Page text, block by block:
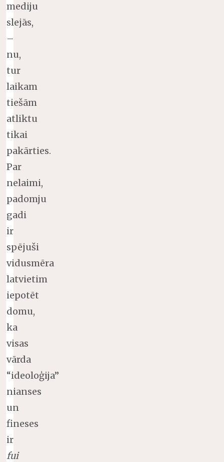
mediju
slejās,
–
nu,
tur
laikam
tiešām
atliktu
tikai
pakārties.
Par
nelaimi,
padomju
gadi
ir
spējuši
vidusmēra
latvietim
iepotēt
domu,
ka
visas
vārda
“ideoloģija”
nianses
un
fineses
ir
fui